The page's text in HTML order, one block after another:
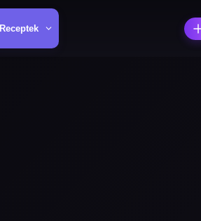
Receptek